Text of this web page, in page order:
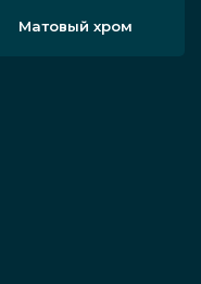
Матовый хром